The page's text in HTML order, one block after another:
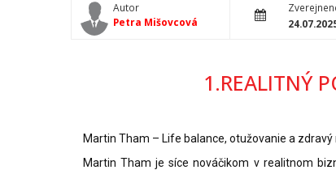
Autor
Petra Mišovcová
1.REALITNÝ
Martin Tham – Life balance, otužovanie a
Martin Tham je síce nováčikom v realitnom